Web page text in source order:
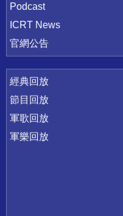
Podcast
ICRT News
官網公告
經典回放
節目回放
軍歌回放
軍樂回放